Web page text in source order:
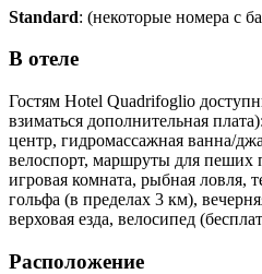
Standard: (некоторые номера с
В отеле
Гостям Hotel Quadrifoglio
взиматься дополнительная
центр, гидромассажная ванна/
велоспорт, маршруты для пеших
игровая комната, рыбная ловля,
гольфа (в пределах 3 км),
верховая езда, велосипед
Расположение